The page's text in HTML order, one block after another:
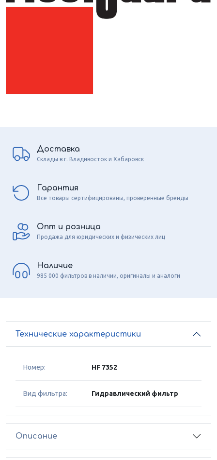
Доставка
Склады в г. Владивосток и Хабаровск
Гарантия
Все товары сертифицированы, проверенные бренды
Опт и розница
Продажа для юридических и физических лиц
Наличие
985 000 фильтров в наличии, оригиналы и аналоги
Технические характеристики
Номер: HF 7352
Вид фильтра: Гидравлический фильтр
Описание